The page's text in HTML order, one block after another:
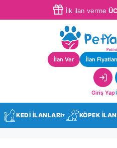
İlk ilan verme
İlan Ver İlan Fiyatları
Giriş Yap
KEDİ İLANLARI▾ KÖPEK